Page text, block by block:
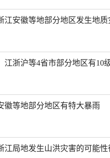
江安徽等地部分地区发生地
江浙沪等4省市部分地区有10
徽等地部分地区有特大暴雨
江局地发生山洪灾害的可能性